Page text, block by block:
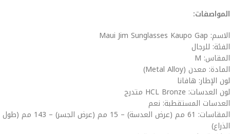
المواصفات:
الاسم: Maui Jim Sunglasses Kaupo Gap
الفئة: للرجال
المقاس: M
المادة: معدن (Metal Alloy)
لون الإطار: هافانا
لون العدسات: HCL Bronze متدرج
العدسات المستقطبة: نعم
المقاسات: 61 مم (عرض العدسة) – 15 مم (عرض الجسر) – 143 مم (طول
الذراع)